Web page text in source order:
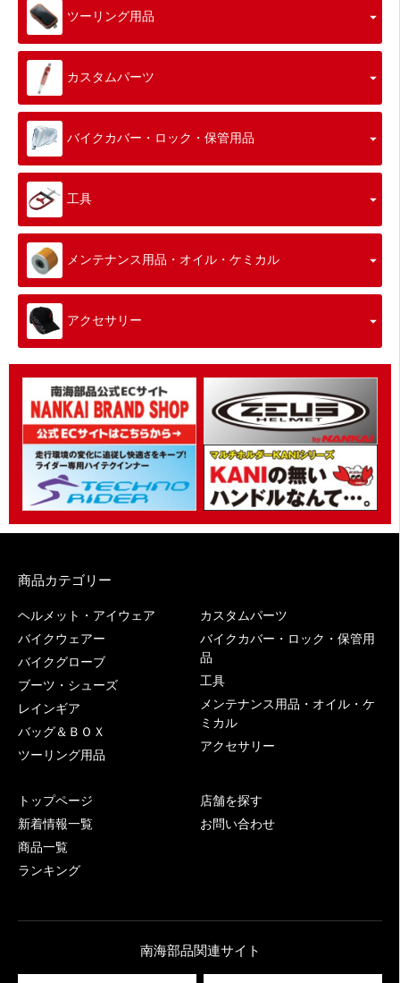
ツーリング用品
カスタムパーツ
バイクカバー・ロック・保管用品
工具
メンテナンス用品・オイル・ケミカル
アクセサリー
商品カテゴリー
ヘルメット・アイウェア
バイクウェアー
バイクグローブ
ブーツ・シューズ
レインギア
バッグ＆ＢＯＸ
ツーリング用品
カスタムパーツ
バイクカバー・ロック・保管用
品
工具
メンテナンス用品・オイル・ケ
ミカル
アクセサリー
トップページ
新着情報一覧
商品一覧
ランキング
店舗を探す
お問い合わせ
南海部品関連サイト